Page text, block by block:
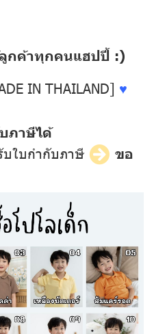
ลูกค้าทุกคนแฮปปี้ :)
IN THAILAND] ♥
ภาษีได้
บใบกำกับภาษี
ขอ